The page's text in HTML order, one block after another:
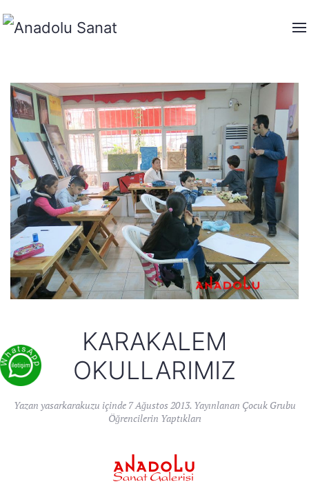
KARAKALEM
OKULLARIMIZ
Yazan yasarkarakuzu içinde 7 Ağustos 2013. Yayınlanan Çocuk Grubu
Öğrencilerin Yaptıkları